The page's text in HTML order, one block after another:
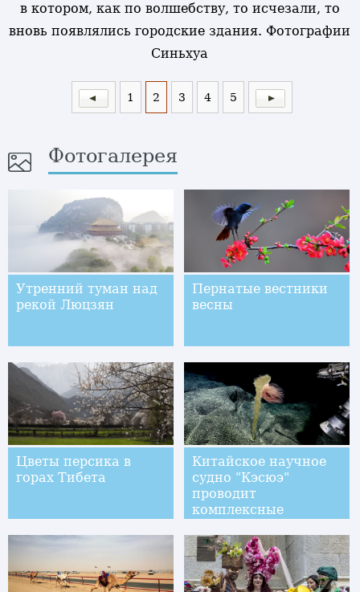
в котором, как по волшебству, то исчезали, то
вновь появлялись городские здания. Фотографии
Синьхуа
1 2 3 4 5
Фотогалерея
Утренний туман над
рекой Люцзян
Пернатые вестники
весны
Цветы персика в
горах Тибета
Китайское научное
судно "Кэсюэ"
проводит
комплексные
подводных гор
Магеллана